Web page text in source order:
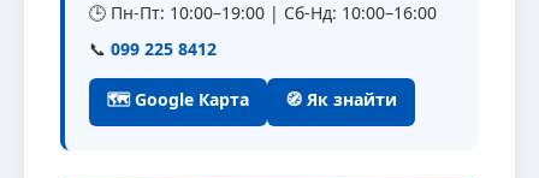
🕒 Пн-Пт: 10:00–19:00 | Сб-Нд: 10:00–16:00
📞 099 225 8412
🗺 Google Карта 🧭 Як знайти